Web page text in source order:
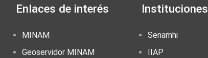
Enlaces de interés
MINAM
Geoservidor MINAM
Instituciones
Senamhi
IIAP